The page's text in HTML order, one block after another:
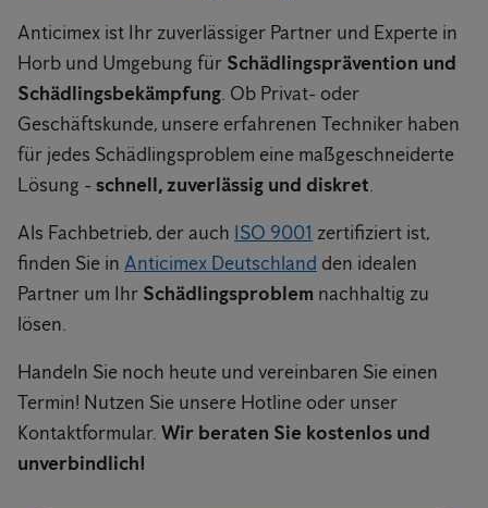
Anticimex ist Ihr zuverlässiger Partner und Experte in
Horb und Umgebung für Schädlingsprävention und
Schädlingsbekämpfung. Ob Privat- oder
Geschäftskunde, unsere erfahrenen Techniker haben
für jedes Schädlingsproblem eine maßgeschneiderte
Lösung - schnell, zuverlässig und diskret.
Als Fachbetrieb, der auch ISO 9001 zertifiziert ist,
finden Sie in Anticimex Deutschland den idealen
Partner um Ihr Schädlingsproblem nachhaltig zu
lösen.
Handeln Sie noch heute und vereinbaren Sie einen
Termin! Nutzen Sie unsere Hotline oder unser
Kontaktformular. Wir beraten Sie kostenlos und
unverbindlich!